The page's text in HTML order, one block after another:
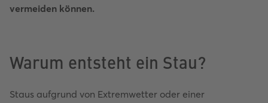
vermeiden können.
Warum entsteht ein Stau?
Staus aufgrund von Extremwetter oder einer